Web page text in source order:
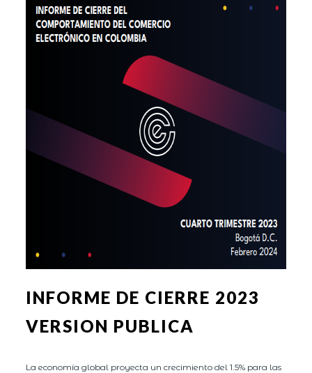
INFORME DE CIERRE 2023
VERSION PUBLICA
La economía global proyecta un crecimiento del 1.5% para las